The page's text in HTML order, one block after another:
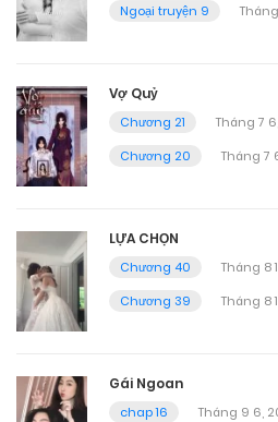
Ngoại truyện 9
Vợ Quỷ
Chương 21
Tháng 7
Chương 20
Tháng 7
LỰA CHỌN
Chương 40
Tháng 8
Chương 39
Tháng 8
Gái Ngoan
chap 16
Tháng 9 6,